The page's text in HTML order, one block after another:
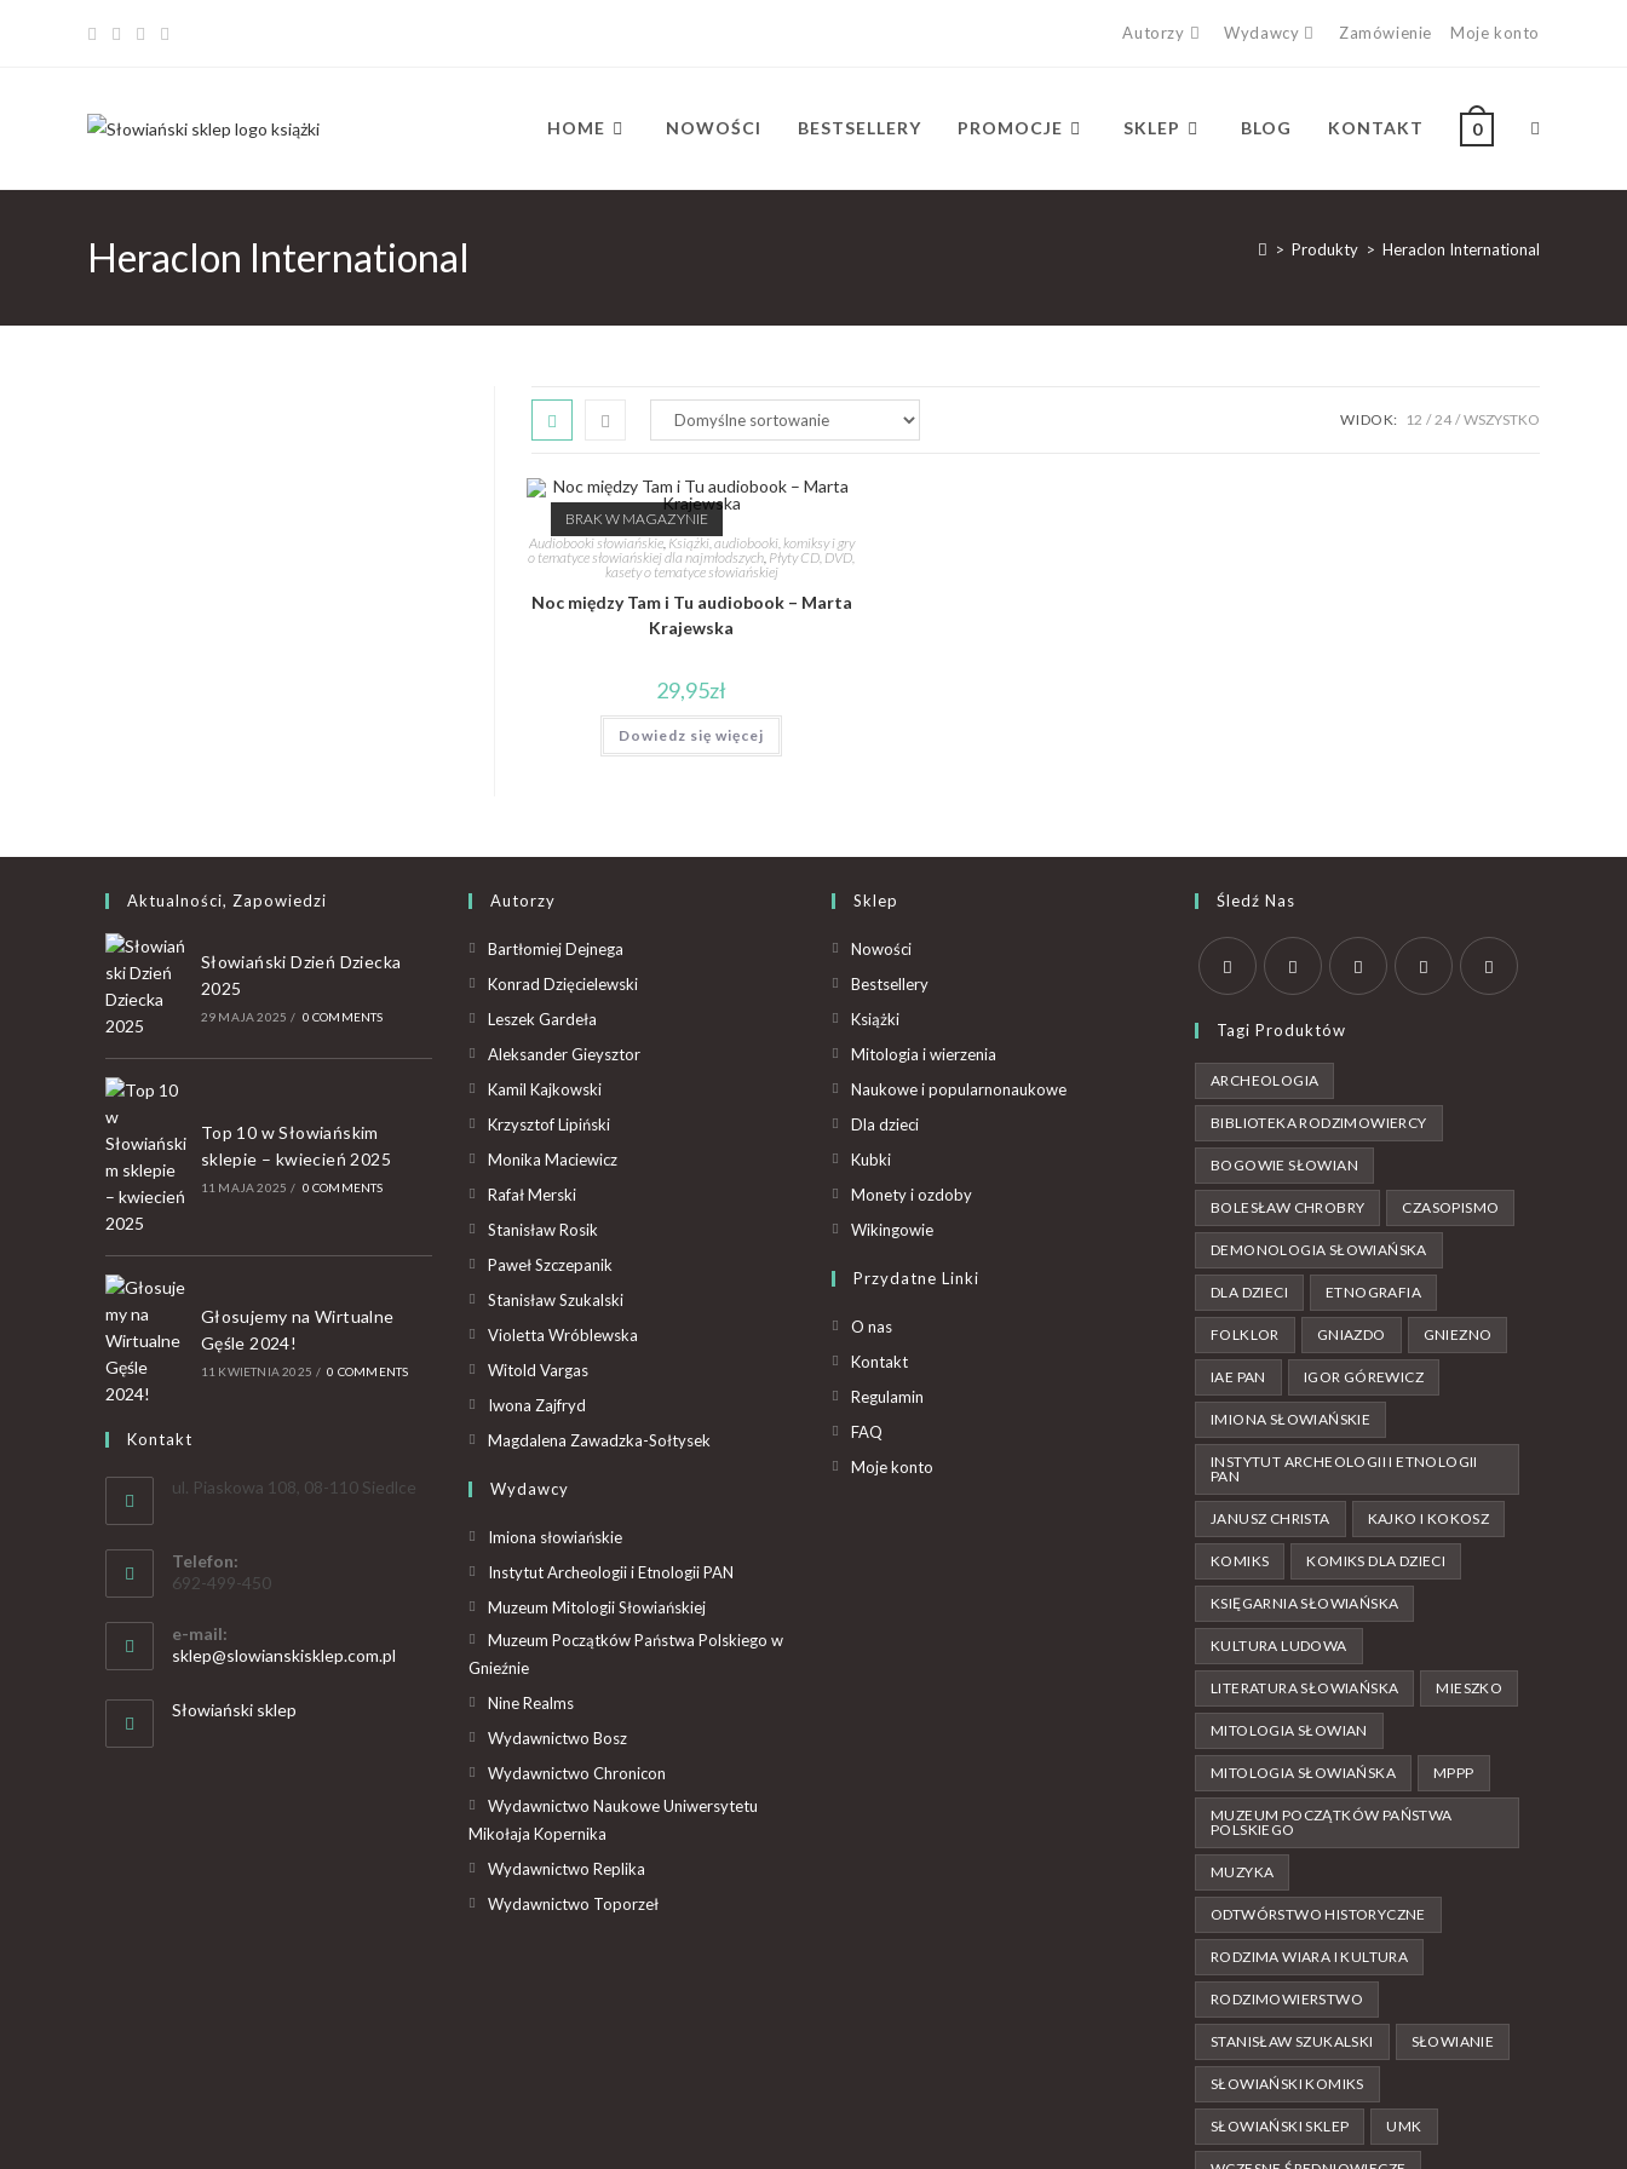
Autorzy Wydawcy Zamówienie Moje konto
HOME NOWOŚCI BESTSELLERY PROMOCJE SKLEP BLOG KONTAKT 0
Heraclon International > Produkty > Heraclon International
WIDOK: 12 24 WSZYSTKO
BRAK W MAGAZYNIE
Audiobooki słowiańskie, Książki, audiobooki, komiksy i gry
o tematyce słowiańskiej dla najmłodszych, Płyty CD, DVD,
kasety o tematyce słowiańskiej
Noc między Tam i Tu audiobook – Marta
Krajewska
29,95zł
Dowiedz się więcej
Aktualności, Zapowiedzi
Słowiański Dzień Dziecka
2025
29 MAJA 2025 / 0 COMMENTS
Top 10 w Słowiańskim
sklepie – kwiecień 2025
11 MAJA 2025 / 0 COMMENTS
Głosujemy na Wirtualne
Gęśle 2024!
11 KWIETNIA 2025 / 0 COMMENTS
Kontakt
ul. Piaskowa 108, 08-110 Siedlce
Telefon:
692-499-450
e-mail:
sklep@slowianskisklep.com.pl
Słowiański sklep
Autorzy
Bartłomiej Dejnega
Konrad Dzięcielewski
Leszek Gardeła
Aleksander Gieysztor
Kamil Kajkowski
Krzysztof Lipiński
Monika Maciewicz
Rafał Merski
Stanisław Rosik
Paweł Szczepanik
Stanisław Szukalski
Violetta Wróblewska
Witold Vargas
Iwona Zajfryd
Magdalena Zawadzka-Sołtysek
Wydawcy
Imiona słowiańskie
Instytut Archeologii i Etnologii PAN
Muzeum Mitologii Słowiańskiej
Muzeum Początków Państwa Polskiego w
Gnieźnie
Nine Realms
Wydawnictwo Bosz
Wydawnictwo Chronicon
Wydawnictwo Naukowe Uniwersytetu
Mikołaja Kopernika
Wydawnictwo Replika
Wydawnictwo Toporzeł
Sklep
Nowości
Bestsellery
Książki
Mitologia i wierzenia
Naukowe i popularnonaukowe
Dla dzieci
Kubki
Monety i ozdoby
Wikingowie
Przydatne Linki
O nas
Kontakt
Regulamin
FAQ
Moje konto
Śledź Nas
Tagi Produktów
ARCHEOLOGIA
BIBLIOTEKA RODZIMOWIERCY
BOGOWIE SŁOWIAN
BOLESŁAW CHROBRY CZASOPISMO
DEMONOLOGIA SŁOWIAŃSKA
DLA DZIECI ETNOGRAFIA
FOLKLOR GNIAZDO GNIEZNO
IAE PAN IGOR GÓREWICZ
IMIONA SŁOWIAŃSKIE
INSTYTUT ARCHEOLOGII I ETNOLOGII
PAN
JANUSZ CHRISTA KAJKO I KOKOSZ
KOMIKS KOMIKS DLA DZIECI
KSIĘGARNIA SŁOWIAŃSKA
KULTURA LUDOWA
LITERATURA SŁOWIAŃSKA MIESZKO
MITOLOGIA SŁOWIAN
MITOLOGIA SŁOWIAŃSKA MPPP
MUZEUM POCZĄTKÓW PAŃSTWA
POLSKIEGO
MUZYKA
ODTWÓRSTWO HISTORYCZNE
RODZIMA WIARA I KULTURA
RODZIMOWIERSTWO
STANISŁAW SZUKALSKI SŁOWIANIE
SŁOWIAŃSKI KOMIKS
SŁOWIAŃSKI SKLEP UMK